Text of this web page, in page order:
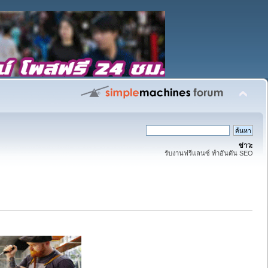
ข่าว:
รับงานฟรีแลนซ์ ทำอันดัน SEO